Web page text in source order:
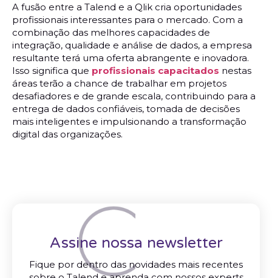
A fusão entre a Talend e a Qlik cria oportunidades
profissionais interessantes para o mercado. Com a
combinação das melhores capacidades de
integração, qualidade e análise de dados, a empresa
resultante terá uma oferta abrangente e inovadora.
Isso significa que profissionais capacitados nestas
áreas terão a chance de trabalhar em projetos
desafiadores e de grande escala, contribuindo para a
entrega de dados confiáveis, tomada de decisões
mais inteligentes e impulsionando a transformação
digital das organizações.
Assine nossa newsletter
Fique por dentro das novidades mais recentes